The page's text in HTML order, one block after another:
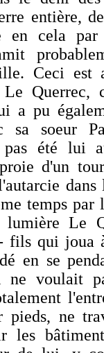
entière,
en cela
Ceci est
Querrec,
a pu
sa soeur
été lui
d'un
temps
Le
fils qui joua
en se
ne voulait
ne
les